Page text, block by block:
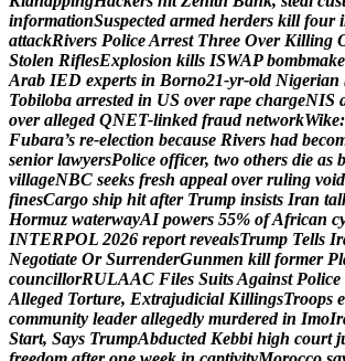
informationSuspected armed herders kill four i
attackRivers PoliceArrest Three Over Killing
Stolen RiflesExplosion kills ISWAP bombmake
Arab IED experts in Borno21-yr-old Nigerian
Tobiloba arrested in US over rape chargeNIS
over alleged QNET-linked fraud networkWike:
Fubara’s re-election because Rivers had beco
senior lawyersPolice officer, two others die as b
villageNBC seeks fresh appeal over ruling void
finesCargo ship hit after Trump insists Iran tal
Hormuz waterwayAI powers 55% ofAfrican c
INTERPOL 2026 report revealsTrump Tells Ir
Negotiate Or SurrenderGunmen kill former Pl
councillorRULAAC Files SuitsAgainst Police
Alleged Torture, Extrajudicial KillingsTroops e
community leader allegedly murdered in ImoIr
Start, Says TrumpAbducted Kebbi high court j